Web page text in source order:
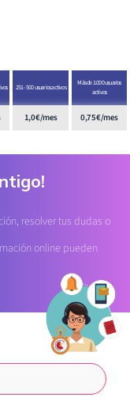
251 - 500 usuarios activos
Más de 1.000 usuarios
activos
1,0 €/mes 0,75 €/mes
resolver tus dudas o
online pueden